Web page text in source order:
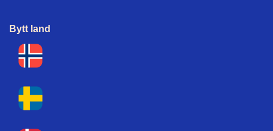
Bytt land